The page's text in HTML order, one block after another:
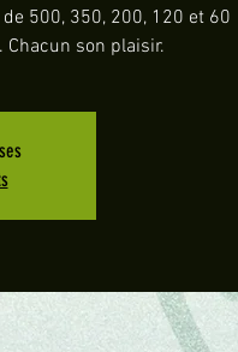
500, 350, 200, 120 et 60
son plaisir.